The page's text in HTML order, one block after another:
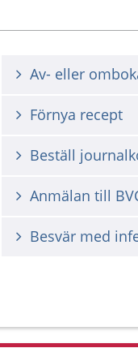
Av- eller
Förnya recept
Beställ
Anmälan till
Besvär med